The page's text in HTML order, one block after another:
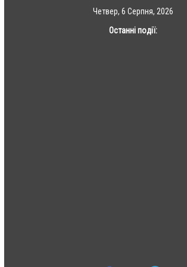
Четвер, 6 Серпня, 2026
Останні події: